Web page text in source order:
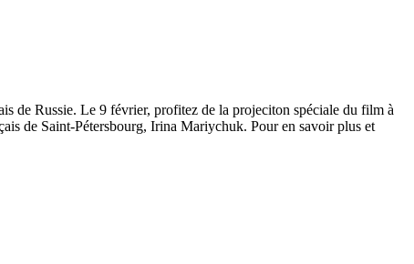
de Russie. Le 9 février, profitez de la projeciton spéciale du film à
de Saint-Pétersbourg, Irina Mariychuk. Pour en savoir plus et